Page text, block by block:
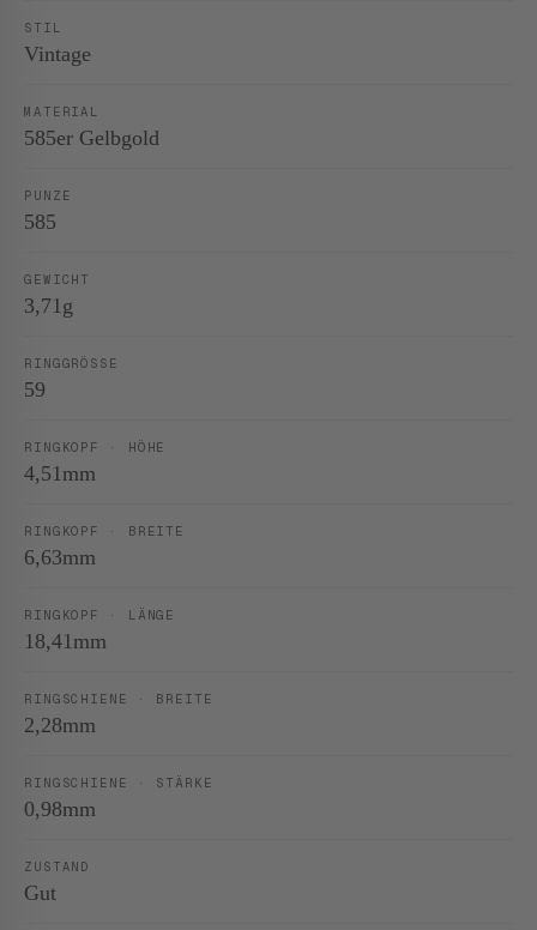
STIL
Vintage
MATERIAL
585er Gelbgold
PUNZE
585
GEWICHT
3,71g
RINGGRÖSSE
59
RINGKOPF · HÖHE
4,51mm
RINGKOPF · BREITE
6,63mm
RINGKOPF · LÄNGE
18,41mm
RINGSCHIENE · BREITE
2,28mm
RINGSCHIENE · STÄRKE
0,98mm
ZUSTAND
Gut